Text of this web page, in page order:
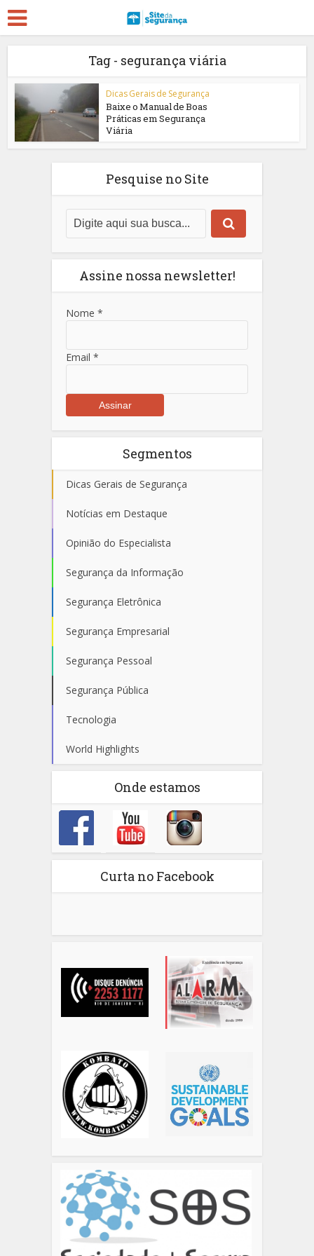
Tag - segurança viária
Dicas Gerais de Segurança
Baixe o Manual de Boas
Práticas em Segurança
Viária
Pesquise no Site
Assine nossa newsletter!
Nome *
Email *
Segmentos
Dicas Gerais de Segurança
Notícias em Destaque
Opinião do Especialista
Segurança da Informação
Segurança Eletrônica
Segurança Empresarial
Segurança Pessoal
Segurança Pública
Tecnologia
World Highlights
Onde estamos
Curta no Facebook